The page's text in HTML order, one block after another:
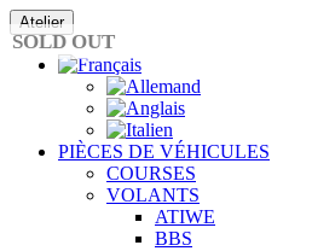
Passer
au
contenu
Atelier
PIÈCES DE VÉHICULES
COURSES
VOLANTS
ATIWE
BBS
SOLD OUT